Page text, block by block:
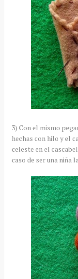
3) Con el mismo
hechas con hilo y el
celeste en el
caso de ser una niña